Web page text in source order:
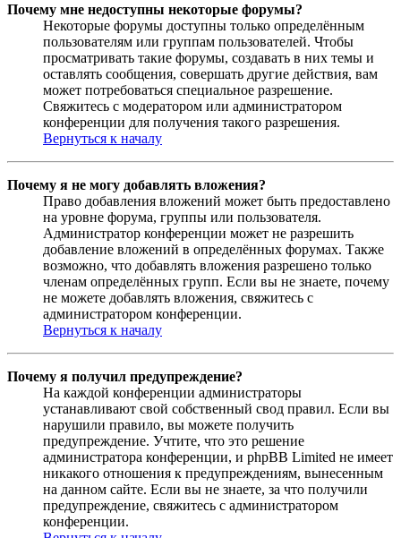
Почему мне недоступны некоторые форумы?
Некоторые форумы доступны только определённым
пользователям или группам пользователей. Чтобы
просматривать такие форумы, создавать в них темы и
оставлять сообщения, совершать другие действия, вам
может потребоваться специальное разрешение.
Свяжитесь с модератором или администратором
конференции для получения такого разрешения.
Вернуться к началу
Почему я не могу добавлять вложения?
Право добавления вложений может быть предоставлено
на уровне форума, группы или пользователя.
Администратор конференции может не разрешить
добавление вложений в определённых форумах. Также
возможно, что добавлять вложения разрешено только
членам определённых групп. Если вы не знаете, почему
не можете добавлять вложения, свяжитесь с
администратором конференции.
Вернуться к началу
Почему я получил предупреждение?
На каждой конференции администраторы
устанавливают свой собственный свод правил. Если вы
нарушили правило, вы можете получить
предупреждение. Учтите, что это решение
администратора конференции, и phpBB Limited не имеет
никакого отношения к предупреждениям, вынесенным
на данном сайте. Если вы не знаете, за что получили
предупреждение, свяжитесь с администратором
конференции.